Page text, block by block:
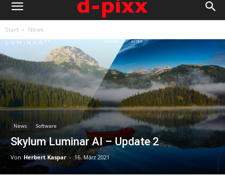
Start News
News Software
Skylum Luminar AI – Update 2
Von Herbert Kaspar - 16. März 2021